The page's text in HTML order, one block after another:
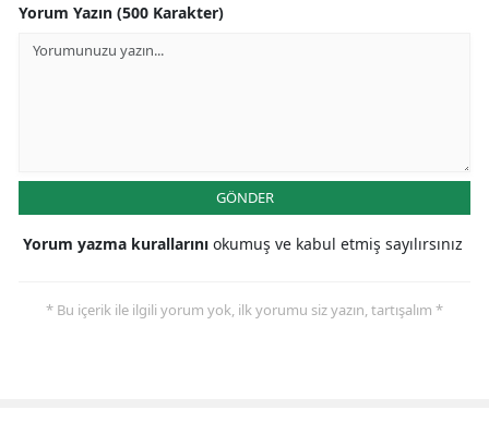
Yorum Yazın (500 Karakter)
GÖNDER
Yorum yazma kurallarını okumuş ve kabul etmiş sayılırsınız
* Bu içerik ile ilgili yorum yok, ilk yorumu siz yazın, tartışalım *